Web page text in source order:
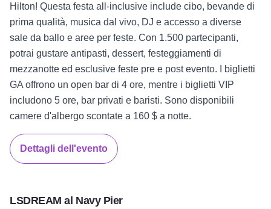
Hilton! Questa festa all-inclusive include cibo, bevande di
prima qualità, musica dal vivo, DJ e accesso a diverse
sale da ballo e aree per feste. Con 1.500 partecipanti,
potrai gustare antipasti, dessert, festeggiamenti di
mezzanotte ed esclusive feste pre e post evento. I biglietti
GA offrono un open bar di 4 ore, mentre i biglietti VIP
includono 5 ore, bar privati e baristi. Sono disponibili
camere d'albergo scontate a 160 $ a notte.
Dettagli dell'evento
LSDREAM al Navy Pier